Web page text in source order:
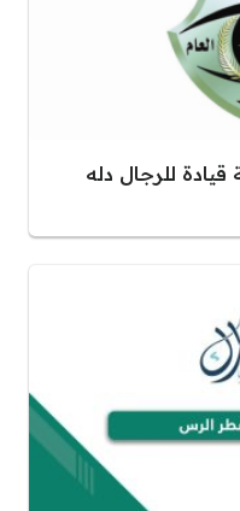
للرجال دله